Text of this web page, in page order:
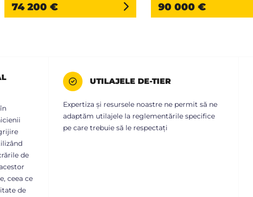
74 200 € 90 000 €
de
ceea ce
de
UTILAJELE DE-TIER
Expertiza și resursele noastre ne permit să ne
adaptăm utilajele la reglementările specifice
pe care trebuie să le respectați